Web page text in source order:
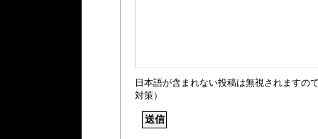
日本語が含まれない投稿は無視されますの
対策）